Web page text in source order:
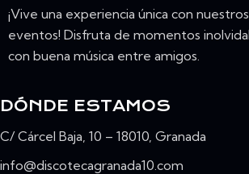
¡Vive una experiencia única con nuestros
eventos! Disfruta de momentos
con buena música entre amigos.
DÓNDE ESTAMOS
C/ Cárcel Baja, 10 – 18010, Granada
info@discotecagranada10.com